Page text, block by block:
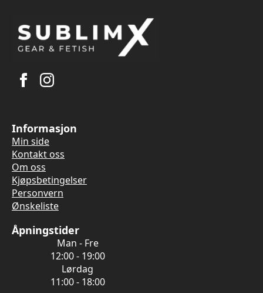
Informasjon
Min side
Kontakt oss
Om oss
Kjøpsbetingelser
Personvern
Ønskeliste
Åpningstider
Man - Fre
12:00 - 19:00
Lørdag
11:00 - 18:00